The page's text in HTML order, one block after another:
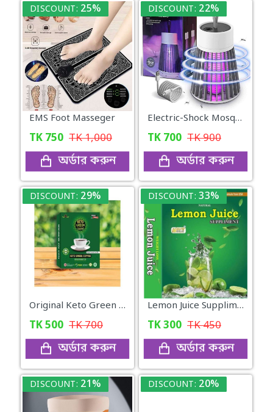
DISCOUNT: 25%
EMS Foot Masseger
TK 750 TK1,000
অর্ডার করুন
DISCOUNT: 22%
Electric-Shock Mosquito Killer Lamp
TK 700 TK900
অর্ডার করুন
DISCOUNT: 29%
Original Keto Green Coffee weight loss
TK500 TK700
অর্ডার করুন
DISCOUNT: 33%
Lemon Juice Suppliment Weight Loss Lemon Juice 120g
TK300 TK450
অর্ডার করুন
DISCOUNT: 21% DISCOUNT: 20%